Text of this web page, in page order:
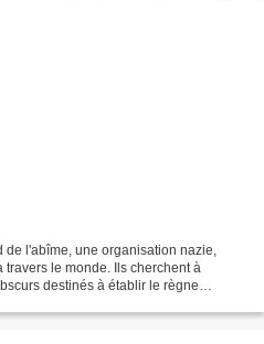
de l'abîme, une organisation nazie,
le monde. Ils cherchent à
destinés à établir le règne